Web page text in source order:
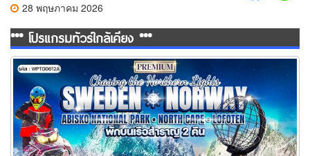
28 พฤษภาคม 2026
*** โปรแกรมทัวร์ใกล้เคียง ***
ทัวร์สวีเดน นอร์เวย์ ล่องเรือสำราญสุดหรู 12 วัน (TG)